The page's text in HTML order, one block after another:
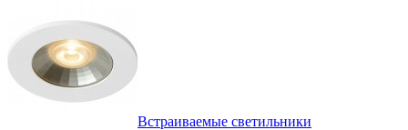
Встраиваемые светильники